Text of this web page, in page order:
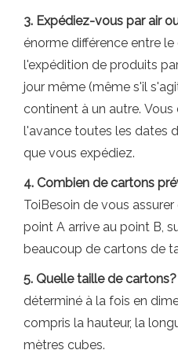
3. Expédiez-vous par air
énorme différence entre
l'expédition de produits
jour même (même s'il
continent à un autre.
l'avance toutes les dates
que vous expédiez.
4. Combien de cartons
ToiBesoin de vous
point A arrive au point B,
beaucoup de cartons de
5. Quelle taille de cartons?
déterminé à la fois en
compris la hauteur, la
mètres cubes.